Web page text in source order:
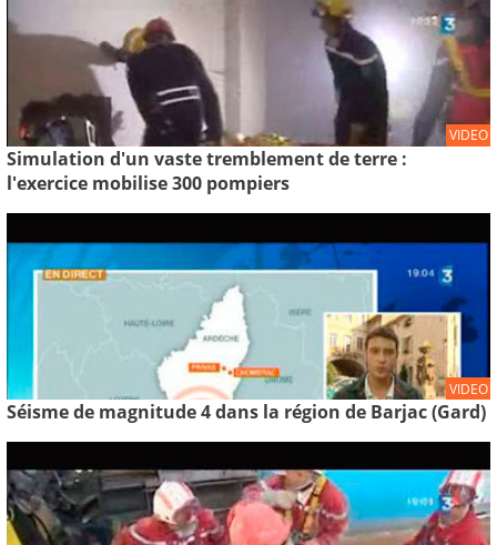
VIDEO
Simulation d'un vaste tremblement de terre :
l'exercice mobilise 300 pompiers
VIDEO
Séisme de magnitude 4 dans la région de Barjac (Gard)